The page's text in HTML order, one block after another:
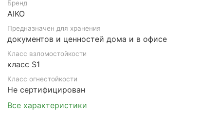
Бренд
AIKO
Предназначен для хранения
документов и ценностей дома и в офисе
Класс взломостойкости
класс S1
Класс огнестойкости
Не сертифицирован
Все характеристики